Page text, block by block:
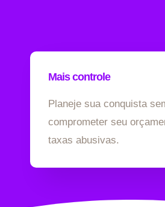
Mais controle
Planeje sua conquista
comprometer seu
taxas abusivas.